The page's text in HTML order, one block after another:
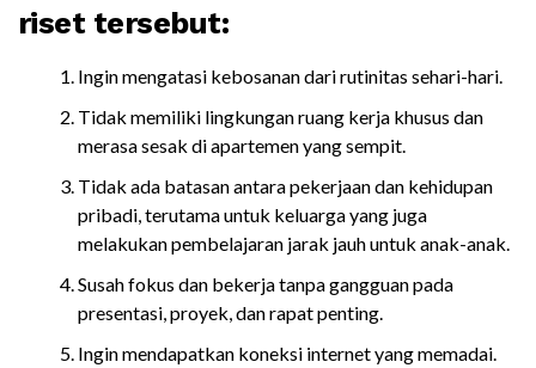
riset tersebut:
Ingin mengatasi kebosanan dari rutinitas sehari-hari.
Tidak memiliki lingkungan ruang kerja khusus dan
merasa sesak di apartemen yang sempit.
Tidak ada batasan antara pekerjaan dan kehidupan
pribadi, terutama untuk keluarga yang juga
melakukan pembelajaran jarak jauh untuk anak-anak.
Susah fokus dan bekerja tanpa gangguan pada
presentasi, proyek, dan rapat penting.
Ingin mendapatkan koneksi internet yang memadai.